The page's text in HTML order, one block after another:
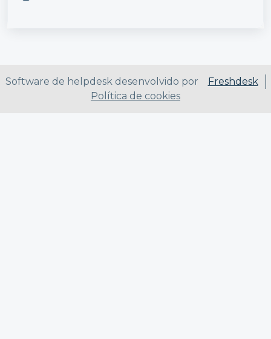
Software de helpdesk desenvolvido por
Freshdesk
Política de cookies